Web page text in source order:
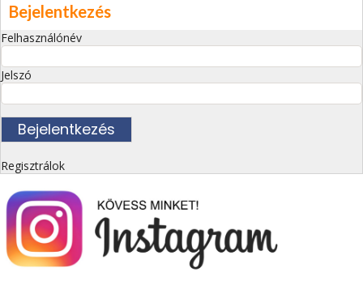
Bejelentkezés
Felhasználónév
Jelszó
Regisztrálok